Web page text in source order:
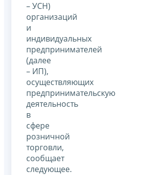
– УСН)
организаций
и
индивидуальных
предпринимателей
(далее
– ИП),
осуществляющих
предпринимательскую
деятельность
в
сфере
розничной
торговли,
сообщает
следующее.